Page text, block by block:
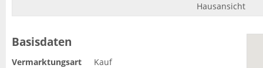
Hausansicht
Basisdaten
Vermarktungsart
Kauf